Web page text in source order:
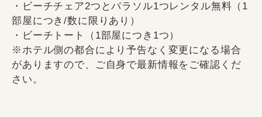
・ビーチチェア2つとパラソル1つレンタル無料（1
部屋につき/数に限りあり）
・ビーチトート（1部屋につき1つ）
※ホテル側の都合により予告なく変更になる場合
がありますので、ご自身で最新情報をご確認くだ
さい。